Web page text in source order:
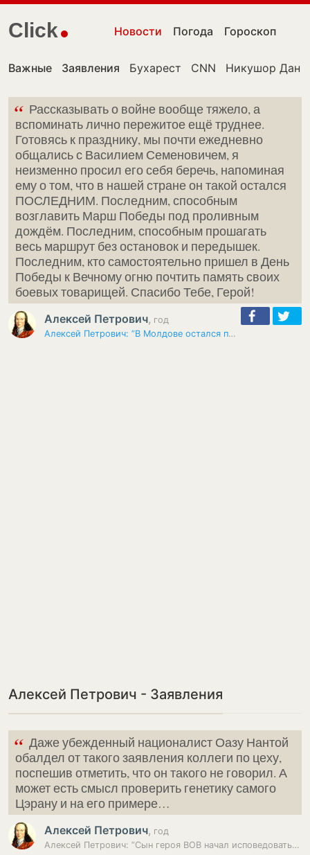
Click Новости Погода Гороскоп
Важные Заявления Бухарест CNN Никушор Дан
“ Рассказывать о войне вообще тяжело, а
вспоминать лично пережитое ещё труднее.
Готовясь к празднику, мы почти ежедневно
общались с Василием Семеновичем, я
неизменно просил его себя беречь, напоминая
ему о том, что в нашей стране он такой остался
ПОСЛЕДНИМ. Последним, способным
возглавить Марш Победы под проливным
дождём. Последним, способным прошагать
весь маршрут без остановок и передышек.
Последним, кто самостоятельно пришел в День
Победы к Вечному огню почтить память своих
боевых товарищей. Спасибо Тебе, Герой!
Алексей Петрович, год
Алексей Петрович: ”В Молдове остался последний ветеран, способный…
Алексей Петрович - Заявления
“ Даже убежденный националист Оазу Нантой
обалдел от такого заявления коллеги по цеху,
поспешив отметить, что он такого не говорил. А
может есть смысл проверить генетику самого
Цэрану и на его примере…
Алексей Петрович, год
Алексей Петрович: ”Сын героя ВОВ начал исповедовать нацизм”